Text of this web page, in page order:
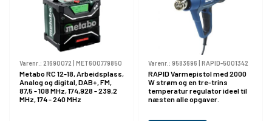
Varenr.: 21690072 | MET600779850
Metabo RC 12-18, Arbeidsplass,
Analog og digital, DAB+, FM,
87,5 - 108 MHz, 174,928 - 239,2
MHz, 174 - 240 MHz
Varenr.: 9583696 | RAPID-5001342
RAPID Varmepistol med 2000
W strøm og en tre-trins
temperatur regulator ideel til
næsten alle opgaver.